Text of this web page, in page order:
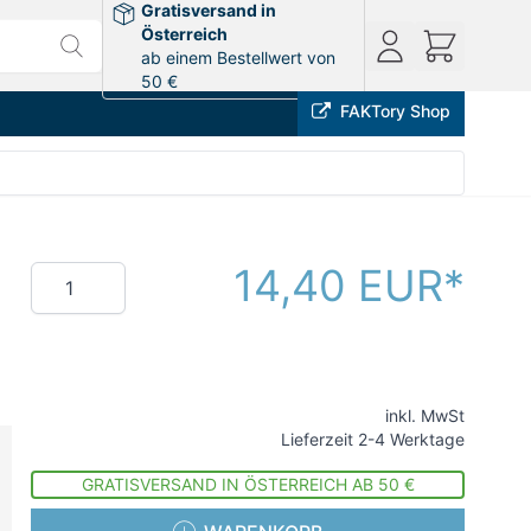
Gratisversand in
Österreich
ab einem Bestellwert von
50 €
FAKTory Shop
Menge 14,40 EUR
inkl. MwSt
Lieferzeit 2-4 Werktage
GRATISVERSAND IN ÖSTERREICH AB 50 €